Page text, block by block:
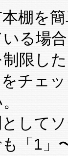
棚を
る場
限し
をチェ
として
1」〜